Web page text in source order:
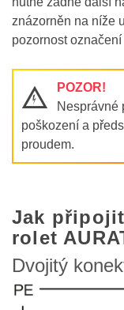
znázorněn na níže
pozornost
Q
POZOR!
Nesprávné
poškození a
proudem.
Jak
rolet
Dvojitý